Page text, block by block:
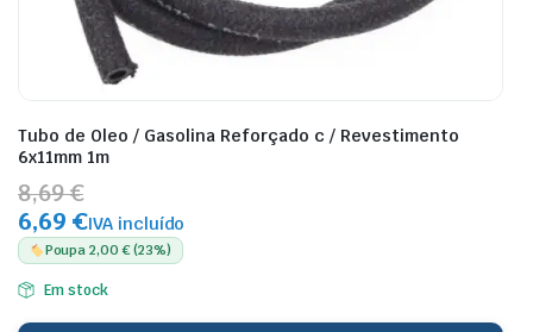
Tubo de Oleo / Gasolina Reforçado c / Revestimento
6x11mm 1m
8,69 €
6,69 €IVA incluído
Poupa 2,00 € (23%)
Em stock